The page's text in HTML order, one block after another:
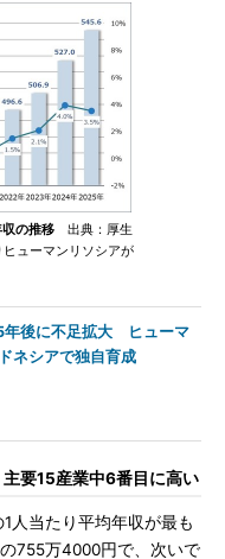
の推移 出典：厚生
ューマンリソシアが
年後に不足拡大 ヒューマ
ネシアで独自育成
要15産業中6番目に高い
人当たり平均年収が最も
755万4000円で、次いで